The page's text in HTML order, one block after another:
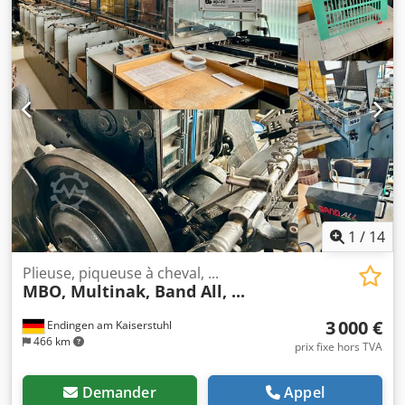
automatique, les feuilles porteuses et de couverture sont
traitées automatiquement. Pour de nombreuses
applications : carton ondulé, carton plein, demi-carton,
textiles, films Format max. 1000x1400 mm Format min.
200x280 mm Poids du matériau porteur env. 250 g/m² –
env. 5 mm Poids du matériau de couverture env. 80 g/m² –
env. 800 g/m² Jusqu'à 2 000 cycles de laminage par heure
Chodpjy D D A Djfx Ai Nsa Documentation et schémas
électriques disponibles. Incoterm FCA Oberhasli,
Incoterms® 2020 – chargée sur camion La machine est en
fonctionnement et peut être inspectée.
1 / 14
Endingen am Kaiserstuhl
466 km
Plieuse, piqueuse à cheval, ...
MBO, Multinak, Band All, ...
3 000 €
prix fixe hors TVA
Demander Appel